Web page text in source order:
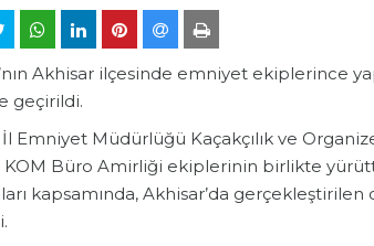
Akhisar ilçesinde emniyet ekiplerince
geçirildi.
Emniyet Müdürlüğü Kaçakçılık ve
KOM Büro Amirliği ekiplerinin birlikte
kapsamında, Akhisar’da